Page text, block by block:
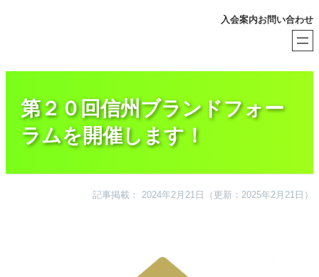
入会案内お問い合わせ
第２０回信州ブランドフォー
ラムを開催します！
記事掲載： 2024年2月21日 （更新：2025年2月21日）